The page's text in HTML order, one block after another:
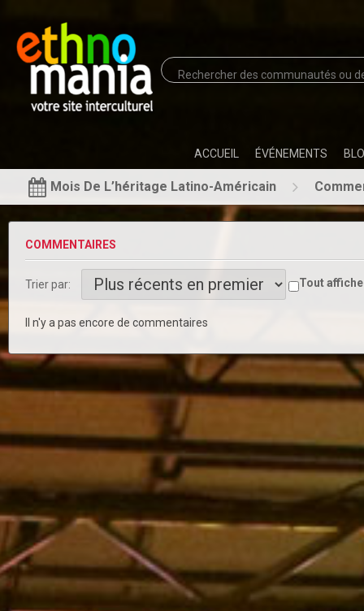
ACCUEIL ÉVÉNEMENTS
Mois De L’héritage Latino-Américain
COMMENTAIRES
Trier par: Tout
Il n'y a pas encore de commentaires